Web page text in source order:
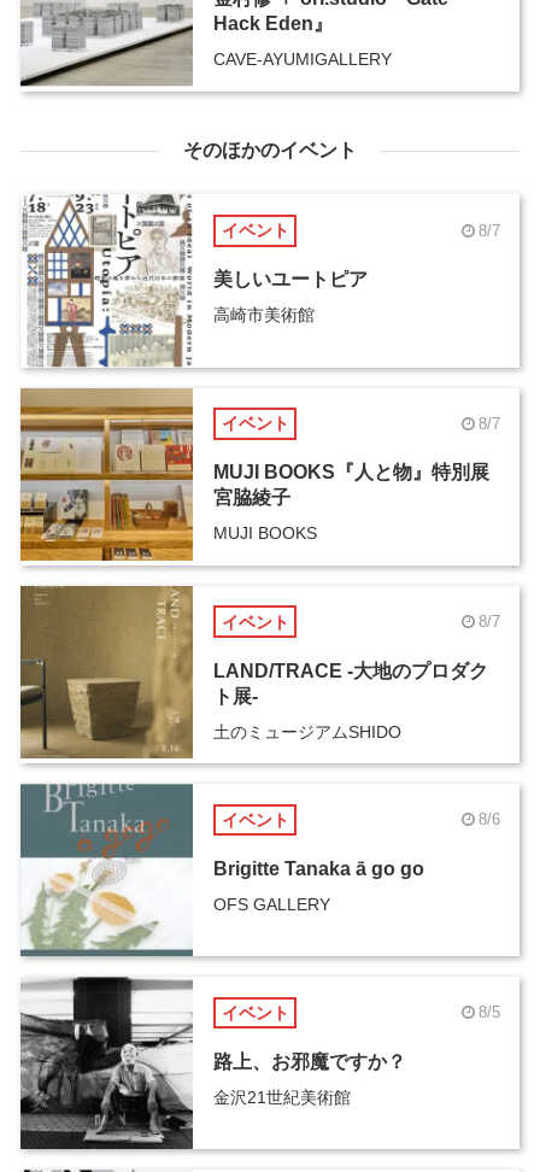
Hack Eden』
CAVE-AYUMIGALLERY
そのほかのイベント
イベント 8/7
美しいユートピア
高崎市美術館
イベント 8/7
MUJI BOOKS『人と物』特別展
宮脇綾子
MUJI BOOKS
イベント 8/7
LAND/TRACE -大地のプロダク
ト展-
土のミュージアムSHIDO
イベント 8/6
Brigitte Tanaka ā go go
OFS GALLERY
イベント 8/5
路上、お邪魔ですか？
金沢21世紀美術館